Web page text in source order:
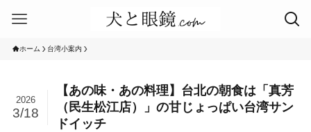
ホーム 台湾小案内
【あの味・あの料理】台北の朝食は「真芳
（民生松江店）」の甘じょっぱい台湾サン
ドイッチ
2026
3/18